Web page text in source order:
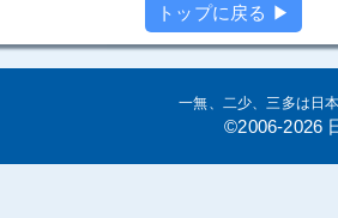
トップに戻る ▶
一無、二少、三多は日
©2006-2026